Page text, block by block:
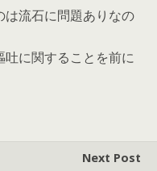
は流石に問題ありなの
に関することを前に
Next Post